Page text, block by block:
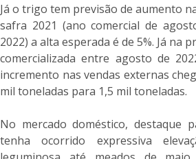
Já o trigo tem previsão de aumento
safra 2021 (ano comercial de
2022) a alta esperada é de 5%. Já na
comercializada entre agosto de
incremento nas vendas externas
mil toneladas para 1,5 mil toneladas.
No mercado doméstico, destaque
tenha ocorrido expressiva